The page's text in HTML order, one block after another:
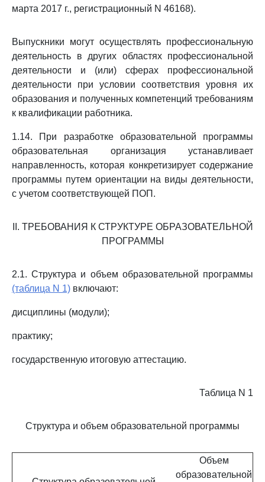
марта 2017 г., регистрационный N 46168).
Выпускники могут осуществлять профессиональную
деятельность в других областях профессиональной
деятельности и (или) сферах профессиональной
деятельности при условии соответствия уровня их
образования и полученных компетенций требованиям
к квалификации работника.
1.14. При разработке образовательной программы
образовательная организация устанавливает
направленность, которая конкретизирует содержание
программы путем ориентации на виды деятельности,
с учетом соответствующей ПОП.
II. ТРЕБОВАНИЯ К СТРУКТУРЕ ОБРАЗОВАТЕЛЬНОЙ
ПРОГРАММЫ
2.1. Структура и объем образовательной программы
(таблица N 1) включают:
дисциплины (модули);
практику;
государственную итоговую аттестацию.
Таблица N 1
Структура и объем образовательной программы
Объем
образовательной